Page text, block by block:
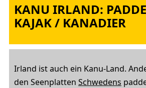
KANU IRLAND:
KAJAK / KANADIER
Irland ist auch ein Kanu-Land.
den Seenplatten Schwedens